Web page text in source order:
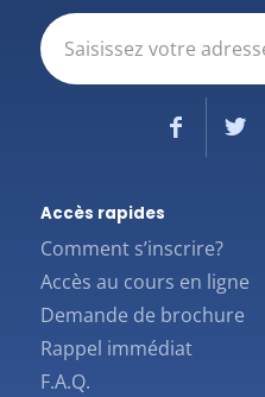
E-
mail
(Nécessaire)
Accès rapides
Comment s’inscrire?
Accès au cours en ligne
Demande de brochure
Rappel immédiat
F.A.Q.